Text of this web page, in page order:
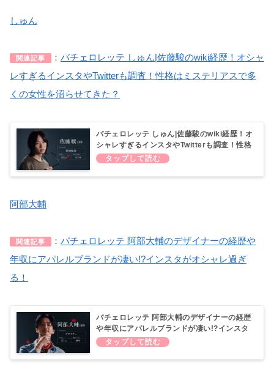
しゅん
関連記事 ： バチェロレッテ しゅん|佐藤駿のwiki経歴！オシャ
レすぎるインスタやTwitterも調査！性格はミステリアスで多
くの女性を沼らせてきた？
バチェロレッテ しゅん|佐藤駿のwiki経歴！オ
シャレすぎるインスタやTwitterも調査！性格
はミステリアスで多くの女性を沼らせてき
阿部大輔
関連記事 ： バチェロレッテ 阿部大輔のデザイナーの経歴や
年収にアパレルブランドが凄い!?インスタがオシャレ過ぎ
る！
バチェロレッテ 阿部大輔のデザイナーの経歴
や年収にアパレルブランドが凄い!?インスタ
がオシャレ過ぎる！